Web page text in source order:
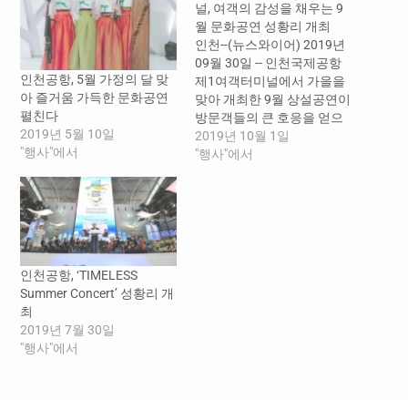
인천공항, 5월 가정의 달 맞
아 즐거움 가득한 문화공연
펼친다
2019년 5월 10일
"행사"에서
널, 여객의 감성을 채우는 9
월 문화공연 성황리 개최
인천--(뉴스와이어) 2019년
09월 30일 -- 인천국제공항
제1여객터미널에서 가을을
맞아 개최한 9월 상설공연이
방문객들의 큰 호응을 얻으
며 성공리에 마무리됐다. 추
석을 맞아 준비된 3일간의
2019년 10월 1일
"행사"에서
인천공항, ‘TIMELESS
Summer Concert’ 성황리 개
최
2019년 7월 30일
"행사"에서